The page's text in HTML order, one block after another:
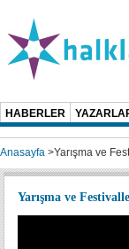
HABERLER
Anasayfa >Yarışma ve
Yarışma ve